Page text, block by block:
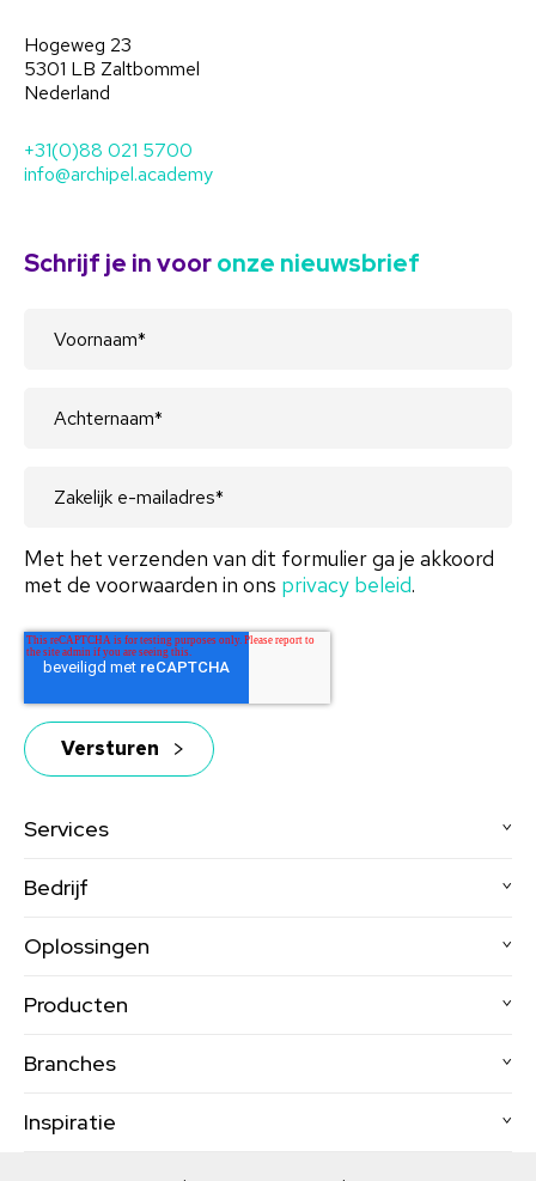
Hogeweg 23
5301 LB Zaltbommel
Nederland
+31(0)88 021 5700
info@archipel.academy
Schrijf je in vooronze nieuwsbrief
Met het verzenden van dit formulier ga je akkoord
met de voorwaarden in ons privacy beleid.
Services
Bedrijf
Oplossingen
Producten
Branches
Inspiratie